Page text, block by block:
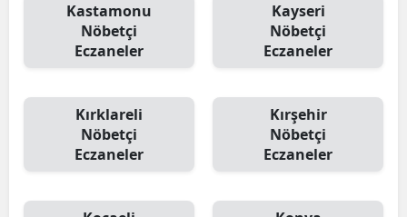
Kastamonu
Nöbetçi
Eczaneler
Kayseri
Nöbetçi
Eczaneler
Kırklareli
Nöbetçi
Eczaneler
Kırşehir
Nöbetçi
Eczaneler